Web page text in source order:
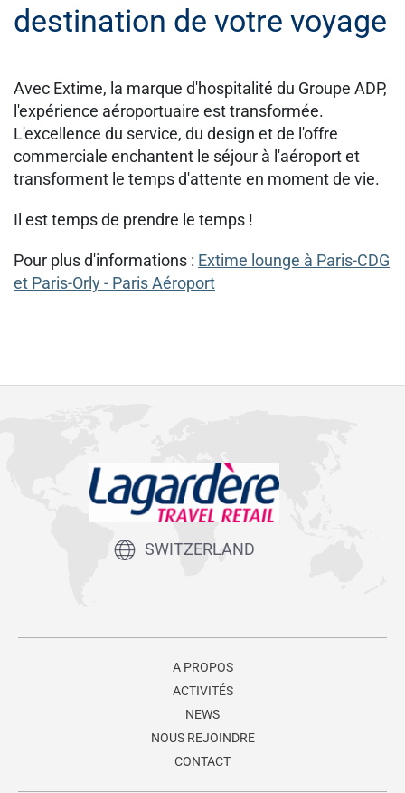
destination de votre voyage
Avec Extime, la marque d'hospitalité du Groupe ADP,
l'expérience aéroportuaire est transformée.
L'excellence du service, du design et de l'offre
commerciale enchantent le séjour à l'aéroport et
transforment le temps d'attente en moment de vie.
Il est temps de prendre le temps !
Pour plus d'informations : Extime lounge à Paris-CDG
et Paris-Orly - Paris Aéroport
SWITZERLAND
A PROPOS
ACTIVITÉS
NEWS
NOUS REJOINDRE
CONTACT